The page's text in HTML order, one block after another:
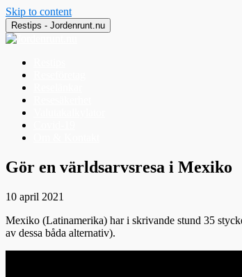
Skip to content
Restips - Jordenrunt.nu
Jordenrunt.nu
Tusen Restips från hela världen
Gör en världsarvsresa i Mexiko
10 april 2021
Mexiko (Latinamerika) har i skrivande stund 35
av dessa båda alternativ).